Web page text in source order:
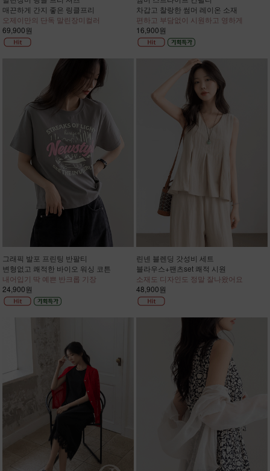
매끈하게 간지 좋은 링클프리
오제이만의 단독 말린장미컬러
69,900원
차갑고 찰랑한 썸머 레이온 소재
편하고 부담없이 시원하고 영하게
16,900원
그래픽 발포 프린팅 반팔티
변형없고 쾌적한 바이오 워싱 코튼
내어입기 딱 예쁜 반크롭 기장
24,900원
린넨 블렌딩 갓성비 세트
블라우스+팬츠set 쾌적 시원
소재도 디자인도 정말 잘나왔어요
48,900원